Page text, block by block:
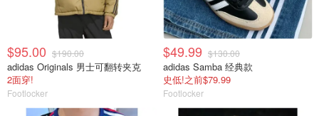
$95.00 $190.00
adidas Originals 男士可翻转夹克
2面穿!
Footlocker
$49.99 $130.00
adidas Samba 经典款
史低!之前$79.99
Footlocker